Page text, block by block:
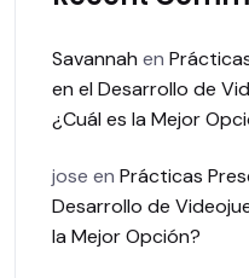
Savannah en
en el Desarrollo de
¿Cuál es la Mejor
jose en Prácticas
Desarrollo de
la Mejor Opción?